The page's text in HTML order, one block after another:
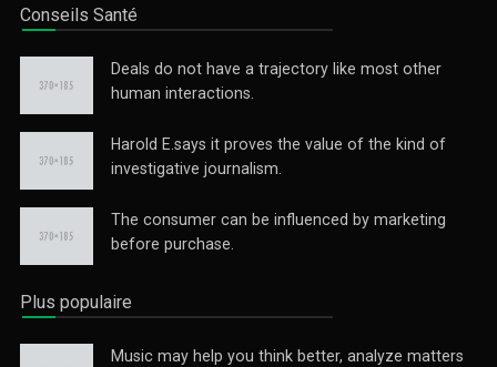
Conseils Santé
Deals do not have a trajectory like most other
human interactions.
Harold E.says it proves the value of the kind of
investigative journalism.
The consumer can be influenced by marketing
before purchase.
Plus populaire
Music may help you think better, analyze matters